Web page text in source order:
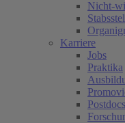
Nicht-
Karriere
Jobs
Praktika
Postdocs